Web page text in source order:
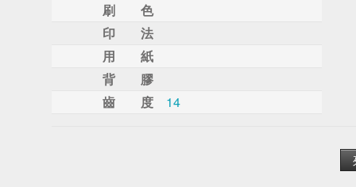
刷 色
印 法
用 紙
背 膠
齒 度
14